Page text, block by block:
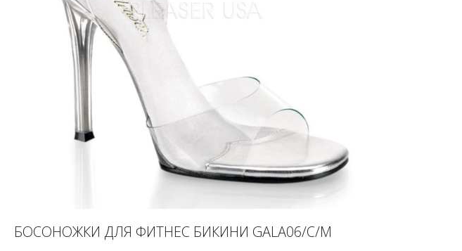
БОСОНОЖКИ ДЛЯ ФИТНЕС БИКИНИ GALA06/C/M